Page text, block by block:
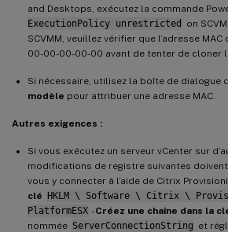
and Desktops, exécutez la commande
ExecutionPolicy unrestricted
on
SCVMM, veuillez vérifier que l’adresse
00-00-00-00-00 avant de tenter de cloner
Si nécessaire, utilisez la boîte de dialogue
modèle pour attribuer une adresse MAC.
Autres exigences :
Si vous exécutez un serveur vCenter sur
modifications de registre suivantes
vous y connecter à l’aide de Citrix
clé HKLM \ Software \ Citrix \
PlatformESX -Créez une chaîne dans la
nommée ServerConnectionString et